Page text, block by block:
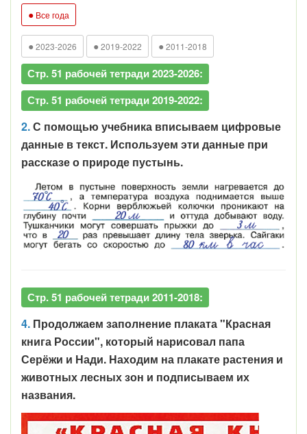
● Все года
● 2023-2026 ● 2019-2022 ● 2011-2018
Стр. 51 рабочей тетради 2023-2026:
Стр. 51 рабочей тетради 2019-2022:
2.С помощью учебника вписываем цифровые
данные в текст. Используем эти данные при
рассказе о природе пустынь.
Стр. 51 рабочей тетради 2011-2018:
4. Продолжаем заполнение плаката "Красная
книга России", который нарисовал папа
Серёжи и Нади. Находим на плакате растения и
животных лесных зон и подписываем их
названия.